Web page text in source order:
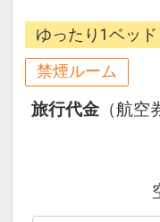
できるダ
ら、一都
にも最適！
旅行期間
泊・飛び
JALマイ
トマイル
ゆったり1ベッ
禁煙ルーム
旅行代金 （航